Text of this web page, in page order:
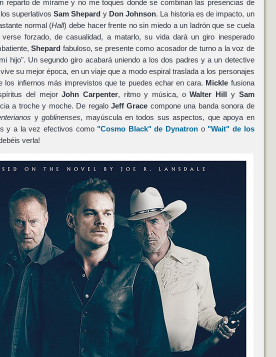
reparto de mírame y no me toques donde se combinan las presencias de
superlativosSam Shepard y Don Johnson. La historia es de impacto, un
normal (Hall) debe hacer frente no sin miedo a un ladrón que se cuela
forzado, de casualidad, a matarlo, su vida dará un giro inesperado
Shepard fabuloso, se presente como acosador de turno a la voz de
hijo". Un segundo giro acabará uniendo a los dos padres y a un detective
su mejor época, en un viaje que a modo espiral traslada a los personajes
los infiernos más imprevistos que te puedes echar en cara. Mickle fusiona
del mejorJohn Carpenter, ritmo y música, oWalter Hill y Sam
a troche y moche. De regalo Jeff Grace compone una banda sonora de
ygoblinenses, mayúscula en todos sus aspectos, que apoya en
y a la vez efectivos como "Cosmo Black" de Dynatron o "Wait" de los
verla!